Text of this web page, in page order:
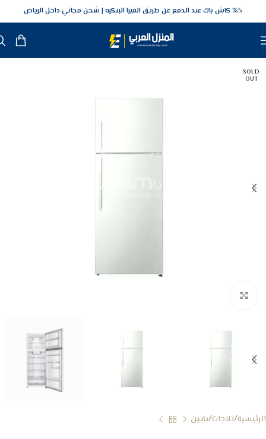
5‎% كاش باك عند الدفع عن طريق الفيزا البنكيه شحن مجاني داخل الرياض
SOLD
OUT
الرئيسية ثلاجات بابين